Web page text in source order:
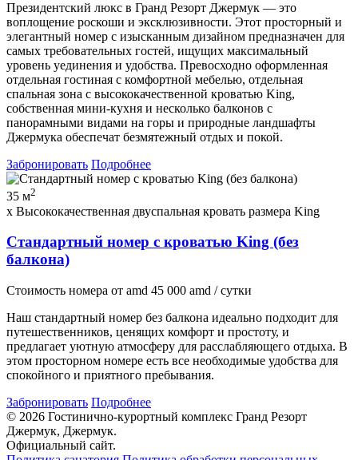
Президентский люкс в Гранд Резорт Джермук — это
воплощение роскоши и эксклюзивности. Этот просторный и
элегантный номер с изысканным дизайном предназначен для
самых требовательных гостей, ищущих максимальный
уровень уединения и удобства. Превосходно оформленная
отдельная гостиная с комфортной мебелью, отдельная
спальная зона с высококачественной кроватью King,
собственная мини-кухня и несколько балконов с
панорамными видами на горы и природные ландшафты
Джермука обеспечат безмятежный отдых и покой.
Забронировать Подробнее
35 м2
x Высококачественная двуспальная кровать размера King
Стандартный номер с кроватью King (без
балкона)
Стоимость номера от amd 45 000 amd / сутки
Наш стандартный номер без балкона идеально подходит для
путешественников, ценящих комфорт и простоту, и
предлагает уютную атмосферу для расслабляющего отдыха. В
этом просторном номере есть все необходимые удобства для
спокойного и приятного пребывания.
Забронировать Подробнее
© 2026 Гостинично-курортный комплекс Гранд Резорт
Джермук, Джермук.
Официальный сайт.